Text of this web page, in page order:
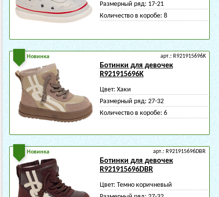
Размерный ряд: 17-21
Количество в коробе: 8
Новинка арт.: R921915696K
Ботинки для девочек
R921915696K
Цвет: Хаки
Размерный ряд: 27-32
Количество в коробе: 6
Новинка арт.: R921915696DBR
Ботинки для девочек
R921915696DBR
Цвет: Темно коричневый